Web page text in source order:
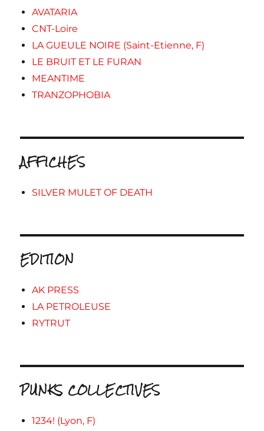
AVATARIA
CNT-Loire
LA GUEULE NOIRE (Saint-Etienne, F)
LE BRUIT ET LE FURAN
MEANTIME
TRANZOPHOBIA
AFFICHES
SILVER MULET OF DEATH
EDITION
AK PRESS
LA PETROLEUSE
RYTRUT
PUNKS COLLECTIVES
1234! (Lyon, F)